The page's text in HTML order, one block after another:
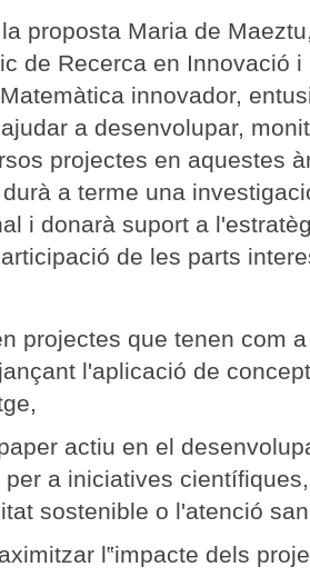
proposta Maria de
de Recerca en Innovació i
innovador,
a desenvolupar,
projectes en aquestes
a terme una
i donarà suport a
de les parts
projectes que tenen com
l'aplicació de
actiu en el
per a iniciatives
sostenible o l'atenció
l‟impacte dels